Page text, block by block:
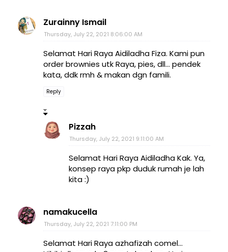
Zurainny Ismail
Thursday, July 22, 2021 8:06:00 AM
Selamat Hari Raya Aidiladha Fiza. Kami pun
order brownies utk Raya, pies, dll... pendek
kata, ddk rmh & makan dgn famili.
Reply
Pizzah
Thursday, July 22, 2021 9:11:00 AM
Selamat Hari Raya Aidiladha Kak. Ya,
konsep raya pkp duduk rumah je lah
kita :)
namakucella
Thursday, July 22, 2021 7:11:00 PM
Selamat Hari Raya azhafizah comel...